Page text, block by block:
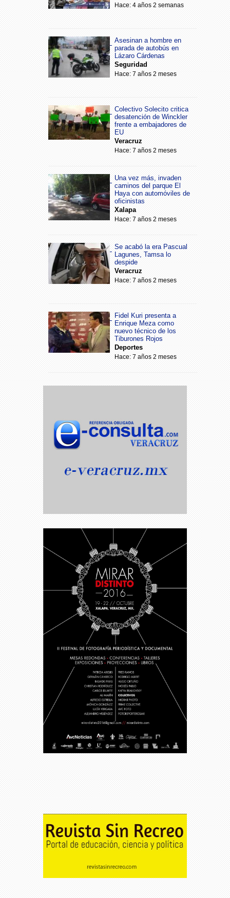
Hace: 4 años 2 semanas
Asesinan a hombre en
parada de autobús en
Lázaro Cárdenas
Seguridad
Hace: 7 años 2 meses
Colectivo Solecito critica
desatención de Winckler
frente a embajadores de
EU
Veracruz
Hace: 7 años 2 meses
Una vez más, invaden
caminos del parque El
Haya con automóviles de
oficinistas
Xalapa
Hace: 7 años 2 meses
Se acabó la era Pascual
Lagunes, Tamsa lo
despide
Veracruz
Hace: 7 años 2 meses
Fidel Kuri presenta a
Enrique Meza como
nuevo técnico de los
Tiburones Rojos
Deportes
Hace: 7 años 2 meses